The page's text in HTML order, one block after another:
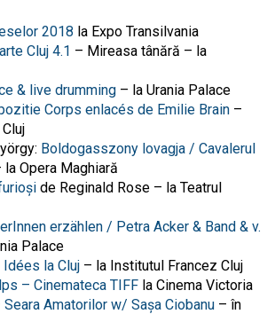
2018 la Expo Transilvania
Cluj 4.1 – Mireasa tânără – la
& live drumming – la Urania Palace
Corps enlacés de Emilie Brain –
Boldogasszony lovagja / Cavalerul
la Opera Maghiară
de Reginald Rose – la Teatrul
erzählen / Petra Acker & Band & v.
Palace
la Cluj – la Institutul Francez Cluj
– Cinemateca TIFF la Cinema Victoria
Amatorilor w/ Sașa Ciobanu – în